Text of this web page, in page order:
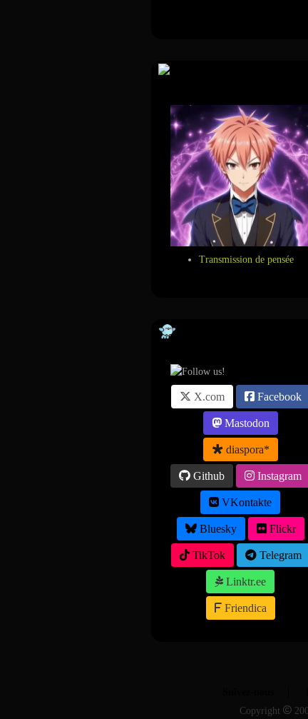
Transmission de pensée
X.com Facebook
Mastodon
diaspora*
Github Instagram
VKontakte
Bluesky Flickr
TikTok Telegram
Linktr.ee
Friendica
Copyright